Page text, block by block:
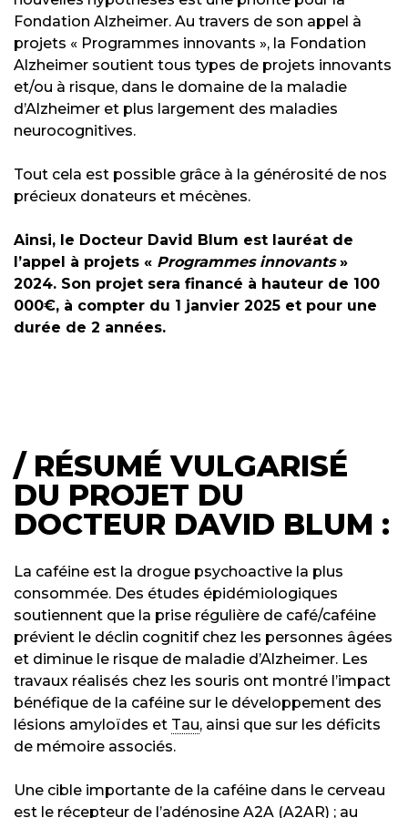
Fondation Alzheimer. Au travers de son appel à
projets « Programmes innovants », la Fondation
Alzheimer soutient tous types de projets innovants
et/ou à risque, dans le domaine de la maladie
d’Alzheimer et plus largement des maladies
neurocognitives.
Tout cela est possible grâce à la générosité de nos
précieux donateurs et mécènes.
Ainsi, le Docteur David Blum est lauréat de
l’appel à projets « Programmes innovants»
2024. Son projet sera financé à hauteur de 100
000€, à compter du 1 janvier 2025 et pour une
durée de 2 années.
/ RÉSUMÉ VULGARISÉ
DU PROJET DU
DOCTEUR DAVID BLUM :
La caféine est la drogue psychoactive la plus
consommée. Des études épidémiologiques
soutiennent que la prise régulière de café/caféine
prévient le déclin cognitif chez les personnes âgées
et diminue le risque de maladie d’Alzheimer. Les
travaux réalisés chez les souris ont montré l’impact
bénéfique de la caféine sur le développement des
lésions amyloïdes et Tau, ainsi que sur les déficits
de mémoire associés.
Une cible importante de la caféine dans le cerveau
est le récepteur de l’adénosine A2A (A2AR) ; au